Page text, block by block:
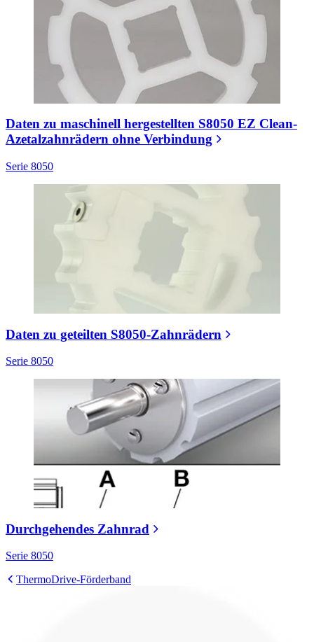
Daten zu maschinell hergestellten S8050 EZ Clean-
Azetalzahnrädern ohne Verbindung
Serie 8050
Daten zu geteilten S8050-Zahnrädern
Serie 8050
Durchgehendes Zahnrad
Serie 8050
ThermoDrive-Förderband